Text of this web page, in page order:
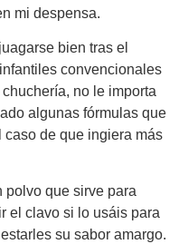
mi despensa.
bien tras el
convencionales
no le importa
algunas fórmulas que
caso de que ingiera más
polvo que sirve para
el clavo si lo usáis para
su sabor amargo.